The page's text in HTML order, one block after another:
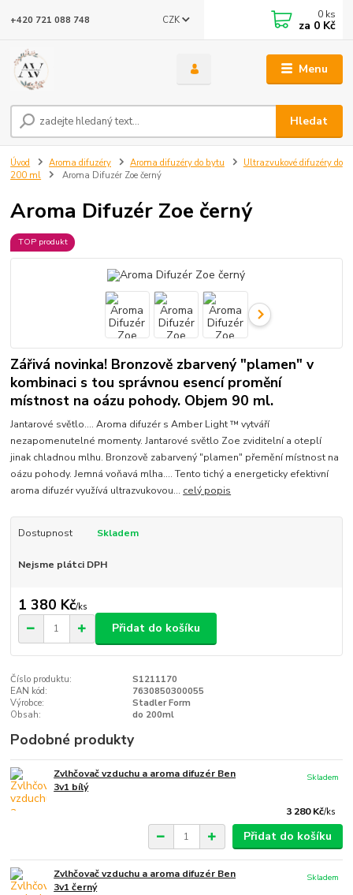
Menu
CZK
Hledat
+420 721 088 748 0 ks
za 0 Kč
Úvod Aroma difuzéry Aroma difuzéry do bytu
Ultrazvukové difuzéry do
200 ml
Aroma Difuzér Zoe černý
Aroma Difuzér Zoe černý
TOP produkt
Zářivá novinka! Bronzově zbarvený "plamen" v
kombinaci s tou správnou esencí promění
místnost na oázu pohody. Objem 90 ml.
Jantarové světlo.... Aroma difuzér s Amber Light ™ vytváří
nezapomenutelné momenty. Jantarové světlo Zoe zviditelní a oteplí
jinak chladnou mlhu. Bronzově zabarvený "plamen" přemění místnost na
oázu pohody. Jemná voňavá mlha.... Tento tichý a energeticky efektivní
aroma difuzér využívá ultrazvukovou... celý popis
Dostupnost Skladem
Nejsme plátci DPH
1 380 Kč/ks
Přidat do košíku
Číslo produktu:
S1211170
EAN kód:
7630850300055
Výrobce:
Stadler Form
Obsah:
do 200ml
Podobné produkty
Zvlhčovač vzduchu a aroma difuzér Ben
3v1 bílý
3 280 Kč/ks
Skladem
Přidat do košíku
Zvlhčovač vzduchu a aroma difuzér Ben
3v1 černý
Skladem